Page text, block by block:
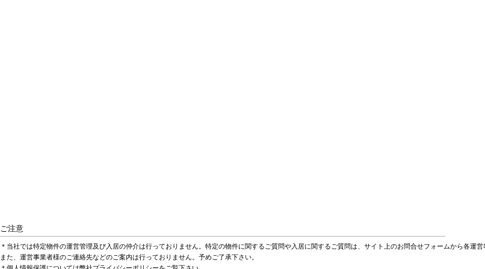
ご注意
＊当社では特定物件の運営管理及び入居の仲介は行っておりません。特定の物件に関するご質問や入居に関するご質問は、サイト上のお問合せフォームから各運営
また、運営事業者様のご連絡先などのご案内は行っておりません。予めご了承下さい。